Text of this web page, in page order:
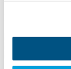
Put